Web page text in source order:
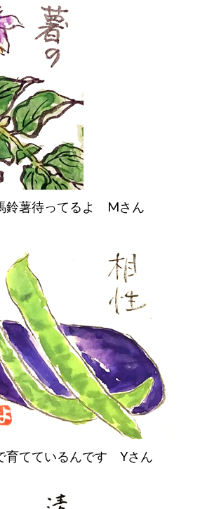
鈴薯待ってるよ Mさん
てているんです Yさん